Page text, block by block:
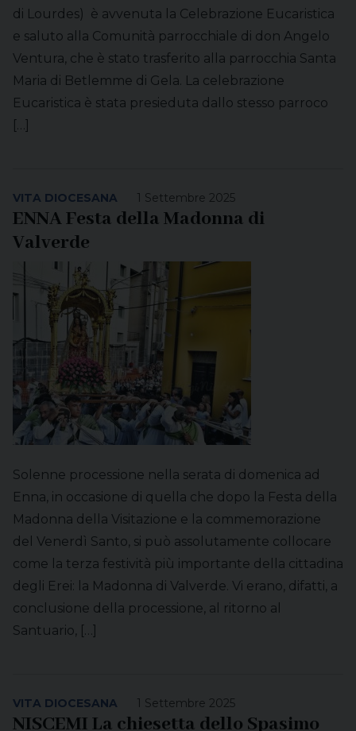
di Lourdes) è avvenuta la Celebrazione Eucaristica
e saluto alla Comunità parrocchiale di don Angelo
Ventura, che è stato trasferito alla parrocchia Santa
Maria di Betlemme di Gela. La celebrazione
Eucaristica è stata presieduta dallo stesso parroco
[…]
1 Settembre 2025
VITA DIOCESANA
ENNA Festa della Madonna di
Valverde
Solenne processione nella serata di domenica ad
Enna, in occasione di quella che dopo la Festa della
Madonna della Visitazione e la commemorazione
del Venerdì Santo, si può assolutamente collocare
come la terza festività più importante della cittadina
degli Erei: la Madonna di Valverde. Vi erano, difatti, a
conclusione della processione, al ritorno al
Santuario, […]
1 Settembre 2025
VITA DIOCESANA
NISCEMI La chiesetta dello Spasimo